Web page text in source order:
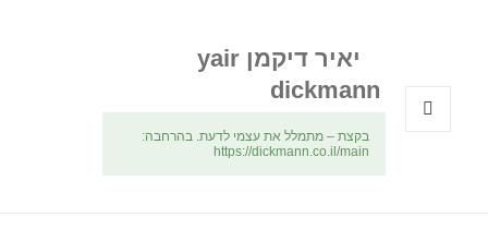
יאיר דיקמן yair
dickmann
בקצת – מתמלל את עצמי לדעת. בהרחבה:
https://dickmann.co.il/main